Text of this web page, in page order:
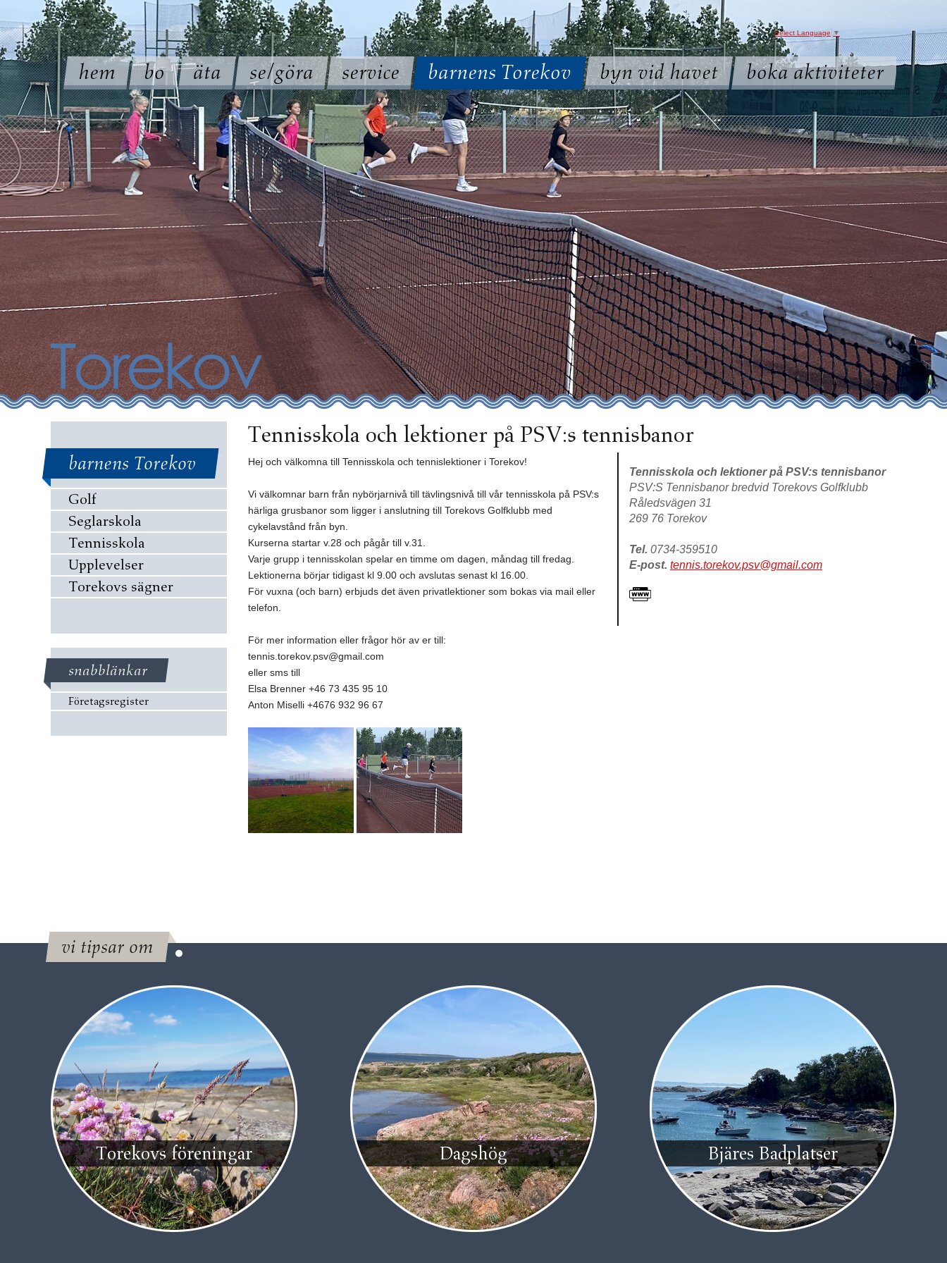
Select Language ▼
hem bo äta se/göra service barnens Torekov byn vid havet boka aktiviteter
barnens Torekov
Golf
Seglarskola
Tennisskola
Upplevelser
Torekovs sägner
snabblänkar
Företagsregister
Tennisskola och lektioner på PSV:s tennisbanor
Tennisskola och lektioner på PSV:s tennisbanor
PSV:S Tennisbanor bredvid Torekovs Golfklubb
Råledsvägen 31
269 76 Torekov
Tel. 0734-359510
E-post. tennis.torekov.psv@gmail.com
Hej och välkomna till Tennisskola och tennislektioner i Torekov!
Vi välkomnar barn från nybörjarnivå till tävlingsnivå till vår tennisskola på PSV:s
härliga grusbanor som ligger i anslutning till Torekovs Golfklubb med
cykelavstånd från byn.
Kurserna startar v.28 och pågår till v.31.
Varje grupp i tennisskolan spelar en timme om dagen, måndag till fredag.
Lektionerna börjar tidigast kl 9.00 och avslutas senast kl 16.00.
För vuxna (och barn) erbjuds det även privatlektioner som bokas via mail eller
telefon.
För mer information eller frågor hör av er till:
tennis.torekov.psv@gmail.com
eller sms till
Elsa Brenner +46 73 435 95 10
Anton Miselli +4676 932 96 67
vi tipsar om
Torekovs föreningar Dagshög Bjäres Badplatser